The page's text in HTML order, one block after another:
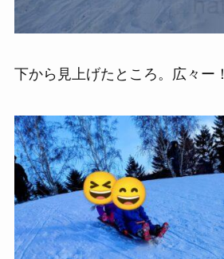
下から見上げたところ。広々ー！